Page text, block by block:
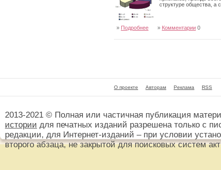
структуре общества, а
» Подробнее » Комментарии 0
О проекте Авторам Реклама RSS
2013-2021 © Полная или частичная публикация
истории для печатных изданий разрешена только с
редакции, для Интернет-изданий – при условии
второго абзаца, не закрытой для поисковых систем